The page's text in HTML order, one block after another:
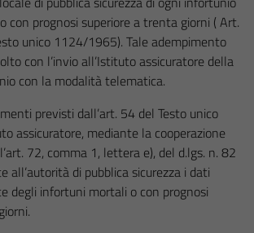
con prognosi superiore a trenta giorni ( Art.
unico 1124/1965). Tale adempimento
con l’invio all’Istituto assicuratore della
con la modalità telematica.
previsti dall’art. 54 del Testo unico
assicuratore, mediante la cooperazione
72, comma 1, lettera e), del d.lgs. n. 82
all’autorità di pubblica sicurezza i dati
degli infortuni mortali o con prognosi